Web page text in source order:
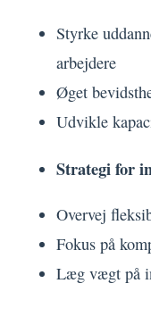
Styrke
arbejdere
Øget
Udvikle
Strategi for
Overvej
Fokus på
Læg vægt på